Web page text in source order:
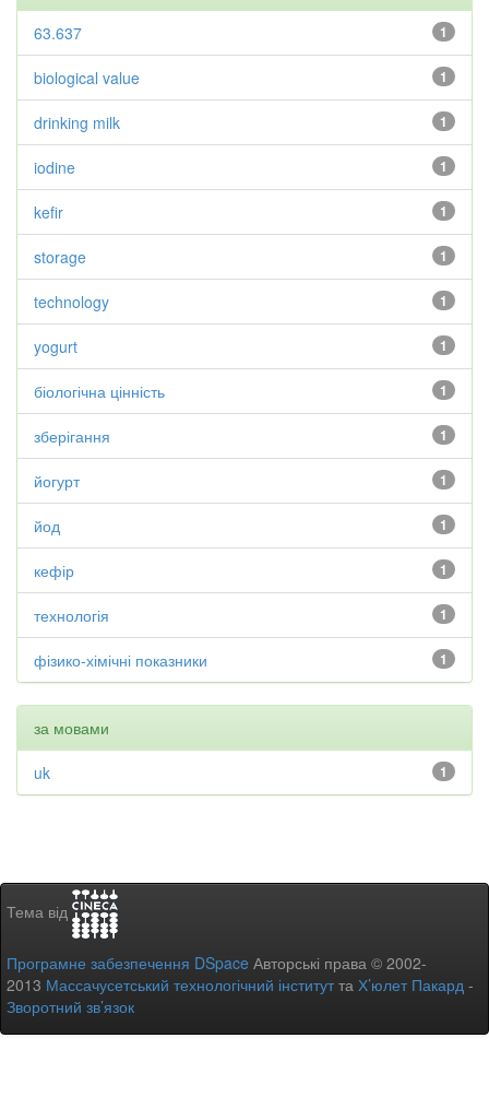
1
63.637
1
biological value
1
drinking milk
1
iodine
1
kefir
1
storage
1
technology
1
yogurt
1
біологічна цінність
1
зберігання
1
йогурт
1
йод
1
кефір
1
технологія
1
фізико-хімічні показники
за мовами
1
uk
Тема від
Програмне забезпечення DSpace Авторські права © 2002-
2013 Массачусетський технологічний інститутта Х’юлет Пакард -
Зворотний зв’язок